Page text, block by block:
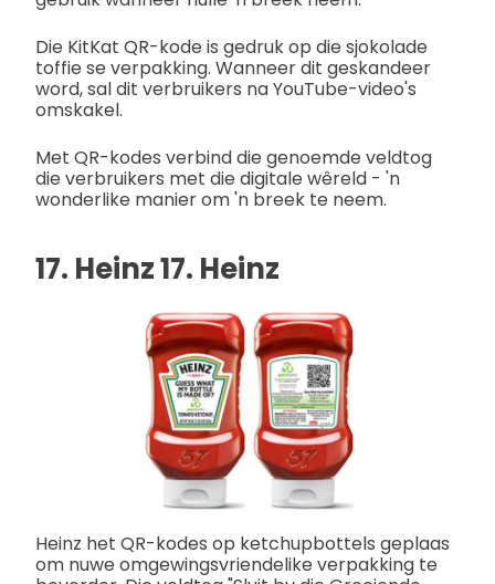
Die KitKat QR-kode is gedruk op die sjokolade
toffie se verpakking. Wanneer dit geskandeer
word, sal dit verbruikers na YouTube-video's
omskakel.
Met QR-kodes verbind die genoemde veldtog
die verbruikers met die digitale wêreld - 'n
wonderlike manier om 'n breek te neem.
17. Heinz 17. Heinz
Heinz het QR-kodes op ketchupbottels geplaas
om nuwe omgewingsvriendelike verpakking te